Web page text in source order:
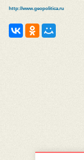
http://www.geopolitica.ru